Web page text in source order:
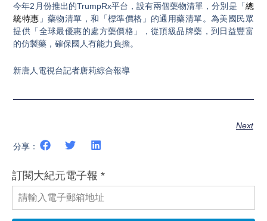
今年2月份推出的TrumpRx平台，設有兩個藥物清單，分別是「總
統特惠 」藥物清單，和「標準價格」的通用藥清單。為美國民眾
提供「全球最優惠的處方藥價格」，從頂級品牌藥，到日益豐富
的仿製藥，確保國人有能力負擔。
新唐人電視台記者唐莉綜合報導
Next
分享：